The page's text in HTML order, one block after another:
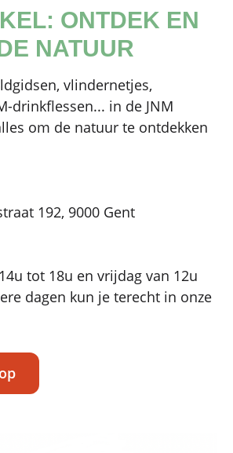
ONTDEK EN
NATUUR
vlindernetjes,
drinkflessen... in de JNM
om de natuur te ontdekken
192, 9000 Gent
tot 18u en vrijdag van 12u
dagen kun je terecht in onze